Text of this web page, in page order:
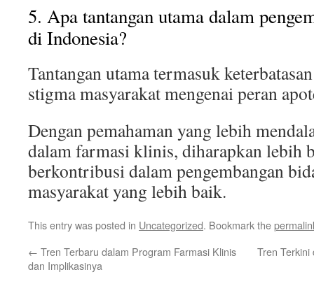
5. Apa tantangan utama dalam
di Indonesia?
Tantangan utama termasuk
stigma masyarakat mengenai peran
Dengan pemahaman yang lebih
dalam farmasi klinis, diharapkan lebih
berkontribusi dalam pengembangan
masyarakat yang lebih baik.
This entry was posted in Uncategorized. Bookmark the
← Tren Terbaru dalam Program Farmasi Klinis
dan Implikasinya
Tren Terkini